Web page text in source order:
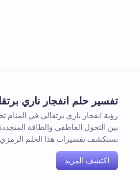
تفسير حلم انفجار ناري
رؤية انفجار ناري برتقالي في المنام
بين التحول العاطفي والطاقة
نستكشف تفسيرات هذا الحلم
اكتشف المزيد